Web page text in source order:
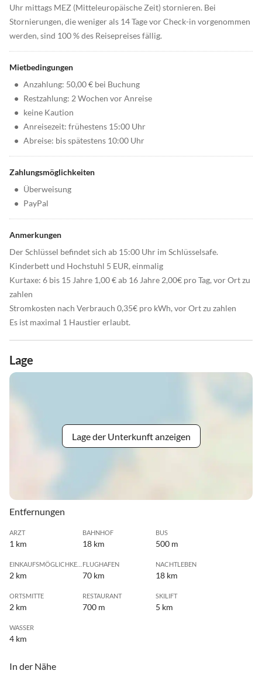
Uhr mittags MEZ (Mitteleuropäische Zeit) stornieren. Bei
Stornierungen, die weniger als 14 Tage vor Check-in vorgenommen
werden, sind 100 % des Reisepreises fällig.
Mietbedingungen
• Anzahlung: 50,00 € bei Buchung
• Restzahlung: 2 Wochen vor Anreise
• keine Kaution
• Anreisezeit: frühestens 15:00 Uhr
• Abreise: bis spätestens 10:00 Uhr
Zahlungsmöglichkeiten
• Überweisung
• PayPal
Anmerkungen
Der Schlüssel befindet sich ab 15:00 Uhr im Schlüsselsafe.
Kinderbett und Hochstuhl 5 EUR, einmalig
Kurtaxe: 6 bis 15 Jahre 1,00 € ab 16 Jahre 2,00€ pro Tag, vor Ort zu
zahlen
Stromkosten nach Verbrauch 0,35€ pro kWh, vor Ort zu zahlen
Es ist maximal 1 Haustier erlaubt.
Lage
Lage der Unterkunft anzeigen
Entfernungen
ARZT
1 km
BAHNHOF
18 km
BUS
500 m
2 km
FLUGHAFEN
70 km
NACHTLEBEN
18 km
ORTSMITTE
2 km
RESTAURANT
700 m
SKILIFT
5 km
WASSER
4 km
In der Nähe